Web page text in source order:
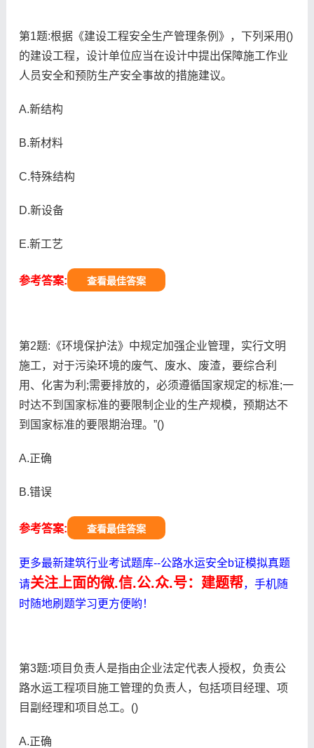
第1题:根据《建设工程安全生产管理条例》，下列采用()
的建设工程，设计单位应当在设计中提出保障施工作业
人员安全和预防生产安全事故的措施建议。
A.新结构
B.新材料
C.特殊结构
D.新设备
E.新工艺
参考答案: 查看最佳答案
第2题:《环境保护法》中规定加强企业管理，实行文明
施工，对于污染环境的废气、废水、废渣，要综合利
用、化害为利;需要排放的，必须遵循国家规定的标准;一
时达不到国家标准的要限制企业的生产规模，预期达不
到国家标准的要限期治理。”()
A.正确
B.错误
参考答案: 查看最佳答案
更多最新建筑行业考试题库--公路水运安全b证模拟真题
请关注上面的微.信.公.众.号：建题帮，手机随
时随地刷题学习更方便哟！
第3题:项目负责人是指由企业法定代表人授权，负责公
路水运工程项目施工管理的负责人，包括项目经理、项
目副经理和项目总工。()
A.正确